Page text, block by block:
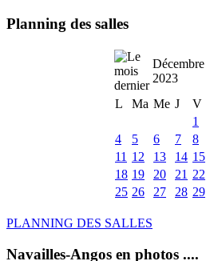
Planning des salles
Décembre
2023
L
Ma Me J V
1
4
5 6 7 8
11 12 13 14 15
18 19 20 21 22
25 26 27 28 29
PLANNING DES SALLES
Navailles-Angos en photos ....